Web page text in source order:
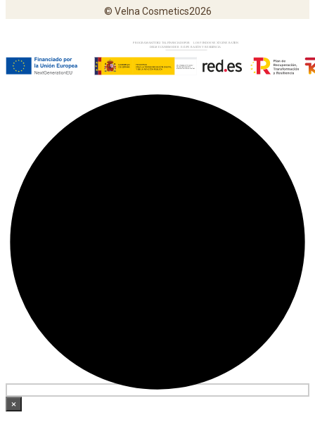
© Velna Cosmetics2026
×